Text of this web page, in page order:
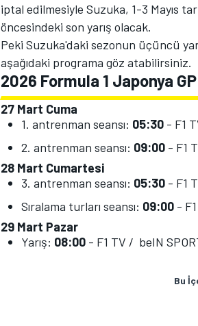
iptal edilmesiyle Suzuka, 1-3 Mayıs
öncesindeki son yarış olacak.
Peki Suzuka'daki sezonun üçüncü
aşağıdaki programa göz atabilirsiniz.
2026 Formula 1 Japonya
27 Mart Cuma
1. antrenman seansı: 05:30 - F1
2. antrenman seansı: 09:00 - F1
28 Mart Cumartesi
3. antrenman seansı: 05:30 - F1
Sıralama turları seansı: 09:00 -
29 Mart Pazar
Yarış: 08:00 - F1 TV / beIN
Bu